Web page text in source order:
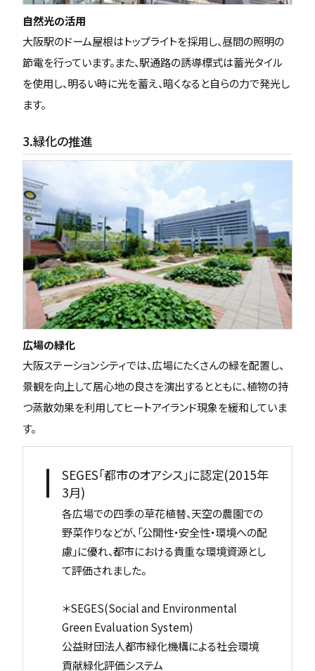
自然光の活用
大阪駅のドーム屋根はトップライトを採用し、昼間の照明の
節電を行っています。また、駅通路の誘導標式は蓄光タイル
を使用し、明るい時に光を蓄え、暗くなると自らの力で発光し
ます。
3.緑化の推進
広場の緑化
大阪ステーションシティでは、広場にたくさんの緑を配置し、
景観を向上して居心地の良さを演出するとともに、植物の持
つ蒸散効果を利用してヒートアイランド現象を緩和していま
す。
SEGES「都市のオアシス」に認定(2015年
3月)
各広場での四季の草花植替、天空の農園での
野菜作りなどが、「公開性・安全性・環境への配
慮」に優れ、都市における貴重な環境資源とし
て評価されました。
＊SEGES(Social and Environmental
Green Evaluation System)
公益財団法人都市緑化機構による社会環境
貢献緑化評価システム